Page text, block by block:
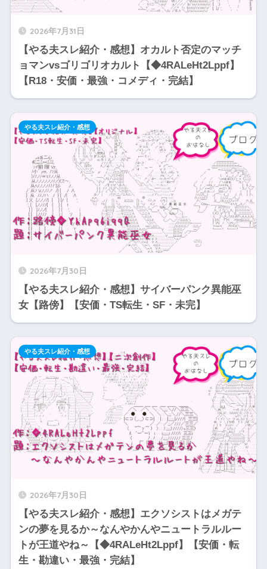
2026年7月31日
【やる夫スレ紹介・感想】オカルト否定のマッチ
ョマンvsゴリゴリオカルト【◆4RALeHt2Lppf】
【R18・安価・最強・コメディ・完結】
2026年7月30日
【やる夫スレ紹介・感想】サイバーパンク異能巫
女【路傍】【安価・TS転生・SF・未完】
やる夫スレ紹介・感想
2026年7月30日
【やる夫スレ紹介・感想】エクソシストはメガテ
ンの夢を見るか～なんやかんやニュートラルルー
トが王道やね～【◆4RALeHt2Lppf】【安価・転
生・勘違い・最強・完結】
やる夫スレ紹介・感想